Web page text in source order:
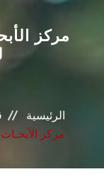
مركز
الرئيسية
مركز